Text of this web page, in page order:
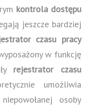
kontrola dostępu
jeszcze bardziej
czasu pracy
w funkcję
rejestrator czasu
umożliwia
osoby